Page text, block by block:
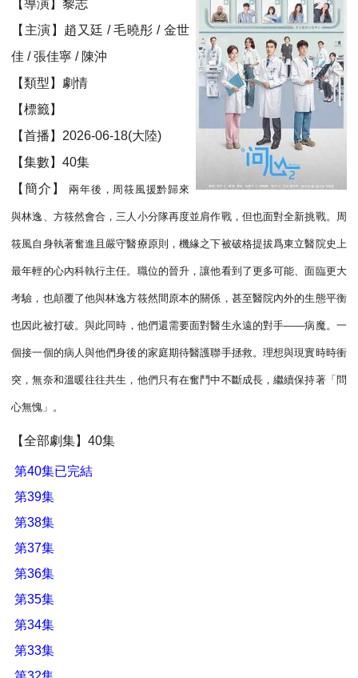
【導演】黎志
【主演】趙又廷 / 毛曉彤 / 金世
佳 / 張佳寧 / 陳沖
【類型】劇情
【標籤】
【首播】2026-06-18(大陸)
【集數】40集
【簡介】兩年後，周筱風援黔歸來
與林逸、方筱然會合，三人小分隊再度並肩作戰，但也面對全新挑戰。周
筱風自身執著奮進且嚴守醫療原則，機緣之下被破格提拔爲東立醫院史上
最年輕的心內科執行主任。職位的晉升，讓他看到了更多可能、面臨更大
考驗，也顛覆了他與林逸方筱然間原本的關係，甚至醫院內外的生態平衡
也因此被打破。與此同時，他們還需要面對醫生永遠的對手——病魔。一
個接一個的病人與他們身後的家庭期待醫護聯手拯救。理想與現實時時衝
突，無奈和溫暖往往共生，他們只有在奮鬥中不斷成長，繼續保持著「問
心無愧」。
【全部劇集】40集
第40集已完結
第39集
第38集
第37集
第36集
第35集
第34集
第33集